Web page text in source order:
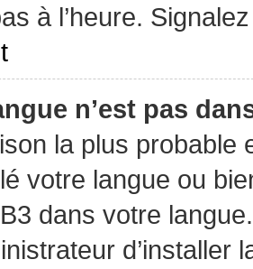
à l’heure.
n’est pas
la plus probable
votre langue ou
dans votre
d’installer